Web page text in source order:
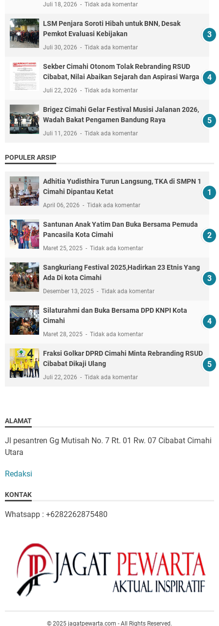
Juli 18, 2026 Tidak ada komentar
LSM Penjara Soroti Hibah untuk BNN, Desak
Pemkot Evaluasi Kebijakan
Juli 30, 2026 Tidak ada komentar
Sekber Cimahi Otonom Tolak Rebranding RSUD
Cibabat, Nilai Abaikan Sejarah dan Aspirasi Warga
Juli 22, 2026 Tidak ada komentar
Brigez Cimahi Gelar Festival Musisi Jalanan 2026,
Wadah Bakat Pengamen Bandung Raya
Juli 11, 2026 Tidak ada komentar
POPULER ARSIP
Adhitia Yudisthira Turun Langsung, TKA di SMPN 1
Cimahi Dipantau Ketat
April 06, 2026 Tidak ada komentar
Santunan Anak Yatim Dan Buka Bersama Pemuda
Pancasila Kota Cimahi
Maret 25, 2025 Tidak ada komentar
Sangkuriang Festival 2025,Hadirkan 23 Etnis Yang
Ada Di kota Cimahi
Desember 13, 2025 Tidak ada komentar
Silaturahmi dan Buka Bersama DPD KNPI Kota
Cimahi
Maret 28, 2025 Tidak ada komentar
Fraksi Golkar DPRD Cimahi Minta Rebranding RSUD
Cibabat Dikaji Ulang
Juli 22, 2026 Tidak ada komentar
ALAMAT
Jl pesantren Gg Mutisah No. 7 Rt. 01 Rw. 07 Cibabat Cimahi
Utara
Redaksi
KONTAK
Whatsapp : +6282262875480
© 2025 jagatpewarta.com - All Rights Reserved.